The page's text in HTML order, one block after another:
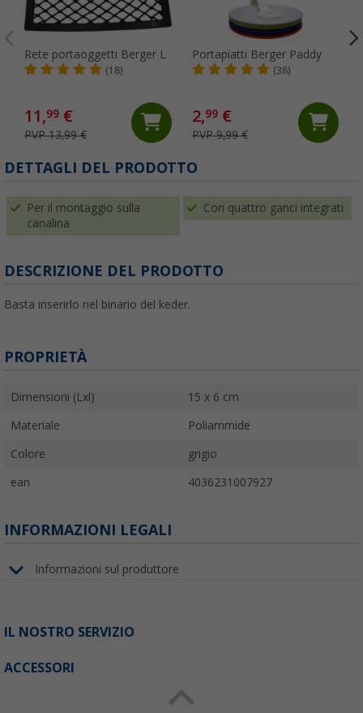
Rete portaoggetti Berger L
(18)
11,99 €
PVP 13,99 €
Portapiatti Berger Paddy
(38)
2,99€
PVP 9,99 €
DETTAGLI DEL PRODOTTO
Per il montaggio sulla
canalina
Con quattro ganci integrati
DESCRIZIONE DEL PRODOTTO
Basta inserirlo nel binario del keder.
PROPRIETÀ
Dimensioni (Lxl) 15 x 6 cm
Materiale Poliammide
Colore grigio
ean 4036231007927
INFORMAZIONI LEGALI
Informazioni sul produttore
IL NOSTRO SERVIZIO
ACCESSORI